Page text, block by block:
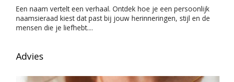
Een naam vertelt een verhaal. Ontdek hoe je een persoonlijk
naamsieraad kiest dat past bij jouw herinneringen, stijl en de
mensen die je liefhebt....
Advies